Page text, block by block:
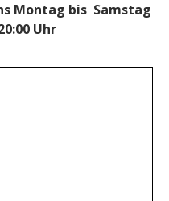
Montag bis Samstag
Uhr